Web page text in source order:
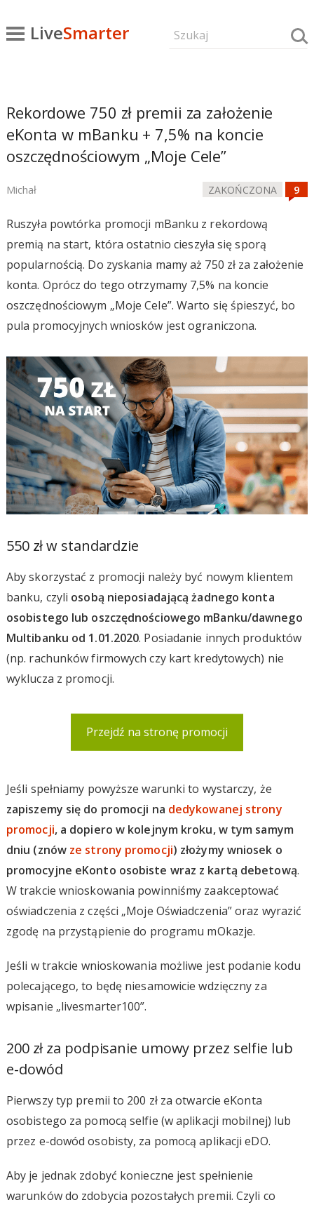
LiveSmarter
Rekordowe 750 zł premii za założenie
eKonta w mBanku + 7,5% na koncie
oszczędnościowym „Moje Cele”
Michał ZAKOŃCZONA
Ruszyła powtórka promocji mBanku z rekordową
premią na start, która ostatnio cieszyła się sporą
popularnością. Do zyskania mamy aż 750 zł za założenie
konta. Oprócz do tego otrzymamy 7,5% na koncie
oszczędnościowym „Moje Cele”. Warto się śpieszyć, bo
pula promocyjnych wniosków jest ograniczona.
550 zł w standardzie
Aby skorzystać z promocji należy być nowym klientem
banku, czyli osobą nieposiadającą żadnego konta
osobistego lub oszczędnościowego mBanku/dawnego
Multibanku od 1.01.2020. Posiadanie innych produktów
(np. rachunków firmowych czy kart kredytowych) nie
wyklucza z promocji.
Przejdź na stronę promocji
Jeśli spełniamy powyższe warunki to wystarczy, że
zapiszemy się do promocji na dedykowanej strony
promocji, a dopiero w kolejnym kroku, w tym samym
dniu (znów ze strony promocji) złożymy wniosek o
promocyjne eKonto osobiste wraz z kartą debetową.
W trakcie wnioskowania powinniśmy zaakceptować
oświadczenia z części „Moje Oświadczenia” oraz wyrazić
zgodę na przystąpienie do programu mOkazje.
Jeśli w trakcie wnioskowania możliwe jest podanie kodu
polecającego, to będę niesamowicie wdzięczny za
wpisanie „livesmarter100”.
200 zł za podpisanie umowy przez selfie lub
e-dowód
Pierwszy typ premii to 200 zł za otwarcie eKonta
osobistego za pomocą selfie (w aplikacji mobilnej) lub
przez e-dowód osobisty, za pomocą aplikacji eDO.
Aby je jednak zdobyć konieczne jest spełnienie
warunków do zdobycia pozostałych premii. Czyli co